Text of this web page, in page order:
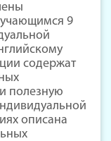
9
содержат
полезную
описана